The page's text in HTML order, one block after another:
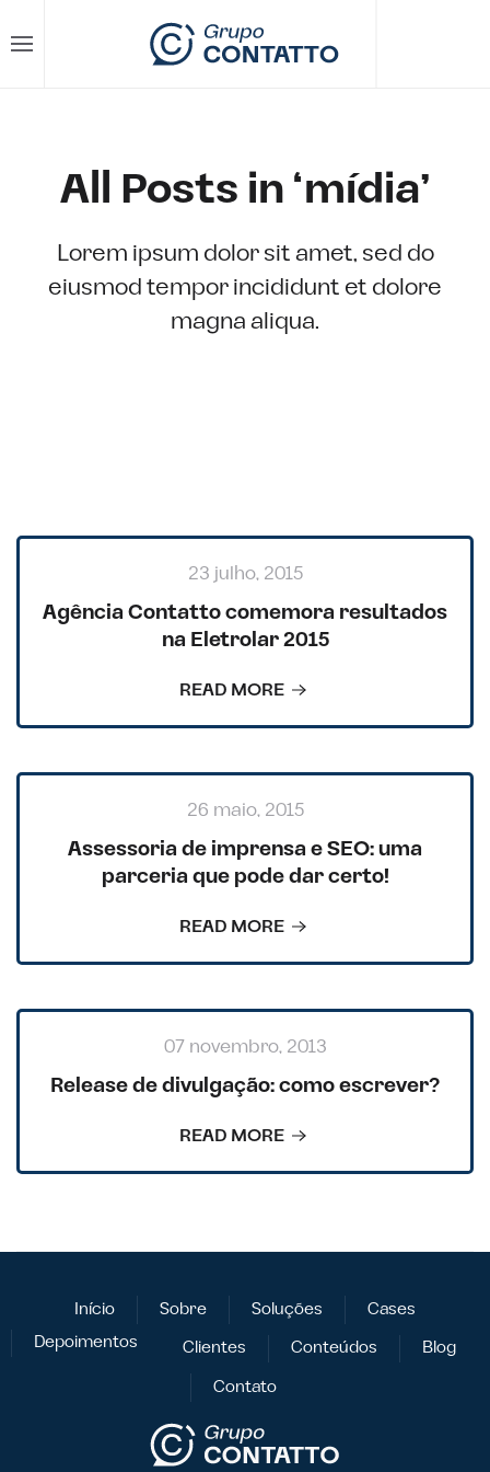
Skip to main content
All Posts in ‘mídia’
Lorem ipsum dolor sit amet, sed do
eiusmod tempor incididunt et dolore
magna aliqua.
23 julho, 2015
Agência Contatto comemora resultados
na Eletrolar 2015
READ MORE
26 maio, 2015
Assessoria de imprensa e SEO: uma
parceria que pode dar certo!
READ MORE
07 novembro, 2013
Release de divulgação: como escrever?
READ MORE
Início Sobre Soluções
Cases
Depoimentos
Clientes Conteúdos
Blog
Contato